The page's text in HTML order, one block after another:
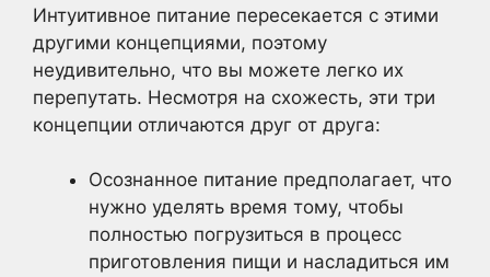
Интуитивное питание пересекается с этими
другими концепциями, поэтому
неудивительно, что вы можете легко их
перепутать. Несмотря на схожесть, эти три
концепции отличаются друг от друга:
Осознанное питание предполагает, что
нужно уделять время тому, чтобы
полностью погрузиться в процесс
приготовления пищи и насладиться им